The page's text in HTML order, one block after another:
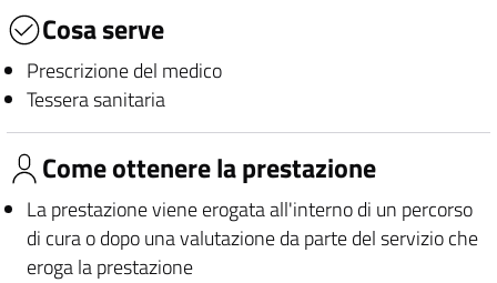
Cosa serve
Prescrizione del medico
Tessera sanitaria
Come ottenere la prestazione
La prestazione viene erogata all'interno di un percorso
di cura o dopo una valutazione da parte del servizio che
eroga la prestazione